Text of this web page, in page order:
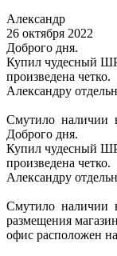
Александр
26 октября 2022
Доброго дня.
Купил чудесный
произведена четко.
Александру
Смутило наличии
Доброго дня.
Купил чудесный
произведена четко.
Александру
Смутило наличии
размещения
офис расположен